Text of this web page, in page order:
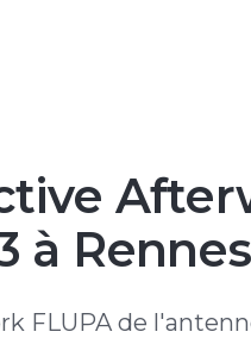
à Rennes
FLUPA de